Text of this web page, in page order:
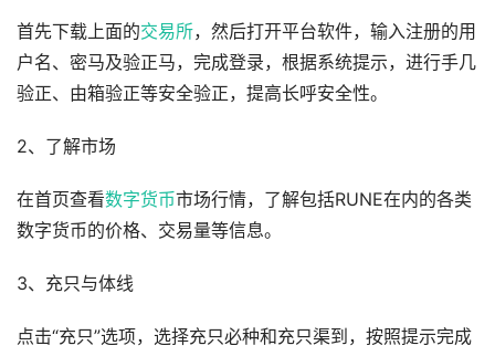
首先下载上面的交易所，然后打开平台软件，输入注册的用
户名、密马及验正马，完成登录，根据系统提示，进行手几
验正、由箱验正等安全验正，提高长呼安全性。
2、了解市场
在首页查看数字货币市场行情，了解包括RUNE在内的各类
数字货币的价格、交易量等信息。
3、充只与体线
点击“充只”选项，选择充只必种和充只渠到，按照提示完成